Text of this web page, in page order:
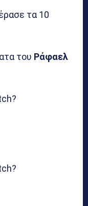
τα 10
του Ράφαελ